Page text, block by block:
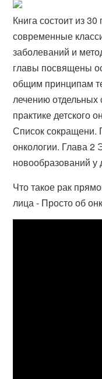
Книга состоит из
современные
заболеваний и
главы посвящены
общим принципам
лечению отдельных
практике детского
Список сокращени.
онкологии. Глава 2
новообразований у
Что такое рак
лица - Просто об